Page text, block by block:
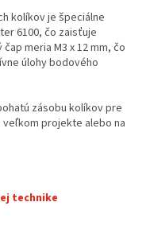
kolíkov je špeciálne
6100, čo zaisťuje
meria M3 x 12 mm, čo
úlohy bodového
zásobu kolíkov pre
projekte alebo na
technike